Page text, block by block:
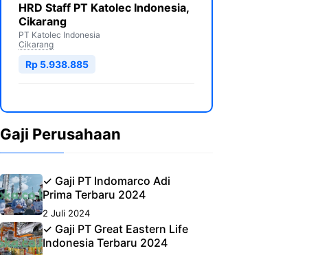
HRD Staff PT Katolec Indonesia,
Cikarang
PT Katolec Indonesia
Cikarang
Rp 5.938.885
Gaji Perusahaan
✓ Gaji PT Indomarco Adi
Prima Terbaru 2024
2 Juli 2024
✓ Gaji PT Great Eastern Life
Indonesia Terbaru 2024